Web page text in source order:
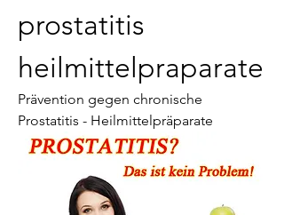
prostatitis
heilmittelpraparate
Prävention gegen chronische
Prostatitis - Heilmittelpräparate